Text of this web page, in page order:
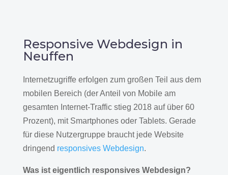
Responsive Webdesign in
Neuffen
Internetzugriffe erfolgen zum großen Teil aus dem
mobilen Bereich (der Anteil von Mobile am
gesamten Internet-Traffic stieg 2018 auf über 60
Prozent), mit Smartphones oder Tablets. Gerade
für diese Nutzergruppe braucht jede Website
dringend responsives Webdesign.
Was ist eigentlich responsives Webdesign?